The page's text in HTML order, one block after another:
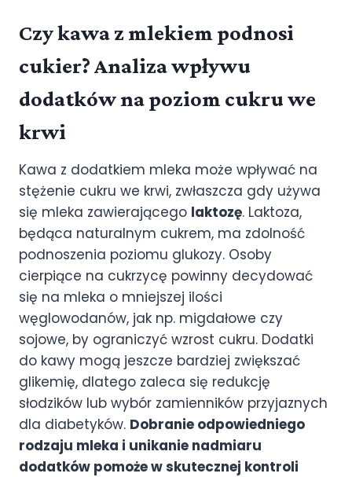
Czy kawa z mlekiem podnosi
cukier? Analiza wpływu
dodatków na poziom cukru we
krwi
Kawa z dodatkiem mleka może wpływać na
stężenie cukru we krwi, zwłaszcza gdy używa
się mleka zawierającego laktozę. Laktoza,
będąca naturalnym cukrem, ma zdolność
podnoszenia poziomu glukozy. Osoby
cierpiące na cukrzycę powinny decydować
się na mleka o mniejszej ilości
węglowodanów, jak np. migdałowe czy
sojowe, by ograniczyć wzrost cukru. Dodatki
do kawy mogą jeszcze bardziej zwiększać
glikemię, dlatego zaleca się redukcję
słodzików lub wybór zamienników przyjaznych
dla diabetyków. Dobranie odpowiedniego
rodzaju mleka i unikanie nadmiaru
dodatków pomoże w skutecznej kontroli